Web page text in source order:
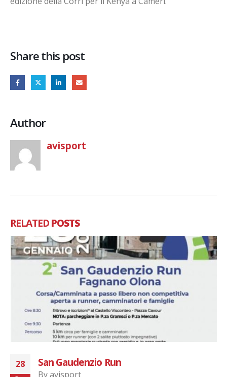
Share this post
Author
avisport
RELATEDPOSTS
28 San Gaudenzio Run
Byavisport